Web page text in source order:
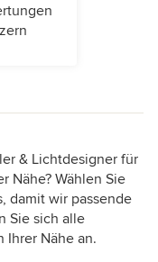
& Lichtdesigner für
Nähe? Wählen Sie
damit wir passende
Sie sich alle
Ihrer Nähe an.